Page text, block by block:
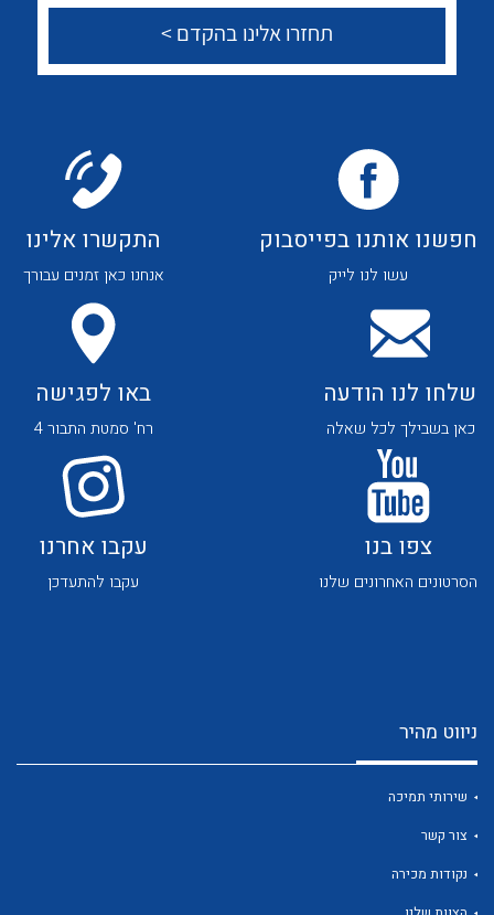
חפשנו אותנו בפייסבוק
עשו לנו לייק
התקשרו אלינו
אנחנו כאן זמנים עבורך
שלחו לנו הודעה
כאן בשבילך לכל שאלה
באו לפגישה
רח' סמטת התבור 4
צפו בנו
הסרטונים האחרונים שלנו
עקבו אחרנו
עקבו להתעדכן
ניווט מהיר
שירותי תמיכה
צור קשר
נקודות מכירה